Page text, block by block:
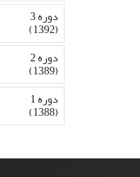
دوره 3
(1392)
دوره 2
(1389)
دوره 1
(1388)